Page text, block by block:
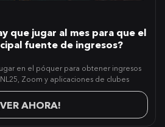
que jugar al mes para que el
fuente de ingresos?
en el póquer para obtener ingresos
Zoom y aplicaciones de clubes
AHORA!